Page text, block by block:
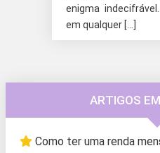
enigma
em qualquer […]
ARTIGOS
Como ter uma renda